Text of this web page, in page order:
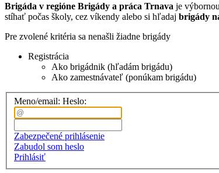
Brigáda v regióne Brigády a práca Trnava je
stíhať počas školy, cez víkendy alebo si hľadaj brigády
Pre zvolené kritéria sa nenašli žiadne brigády
Registrácia
Ako brigádnik (hľadám brigádu)
Ako zamestnávateľ (ponúkam brigádu)
Meno/email: Heslo:
Zabezpečené prihlásenie
Zabudol som heslo
Prihlásiť